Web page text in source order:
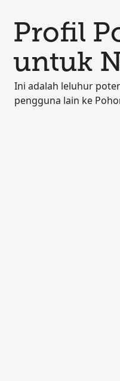
Profil
untuk
Ini adalah leluhur
pengguna lain ke